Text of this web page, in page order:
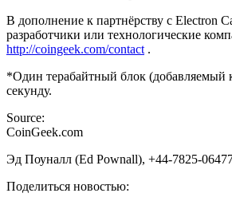
В дополнение к партнёрству с Electron
разработчики или технологические
http://coingeek.com/contact.
*Один терабайтный блок (добавляемый
секунду.
Source:
CoinGeek.com
Эд Поуналл (Ed Pownall), +44-7825-
Поделиться новостью: